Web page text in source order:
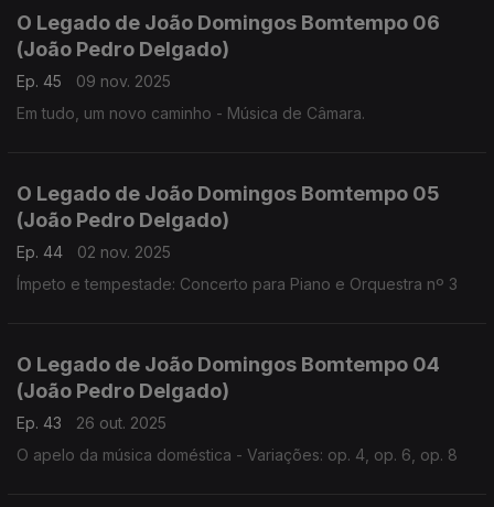
O Legado de João Domingos Bomtempo 06
(João Pedro Delgado)
Ep. 45
09 nov. 2025
Em tudo, um novo caminho - Música de Câmara.
O Legado de João Domingos Bomtempo 05
(João Pedro Delgado)
Ep. 44
02 nov. 2025
Ímpeto e tempestade: Concerto para Piano e Orquestra nº 3
O Legado de João Domingos Bomtempo 04
(João Pedro Delgado)
Ep. 43
26 out. 2025
O apelo da música doméstica - Variações: op. 4, op. 6, op. 8